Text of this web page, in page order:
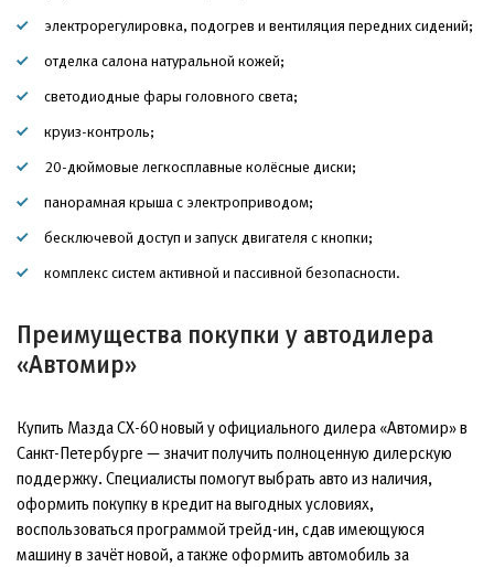
электрорегулировка, подогрев и вентиляция передних сидений;
отделка салона натуральной кожей;
светодиодные фары головного света;
круиз-контроль;
20-дюймовые легкосплавные колёсные диски;
панорамная крыша с электроприводом;
бесключевой доступ и запуск двигателя с кнопки;
комплекс систем активной и пассивной безопасности.
Преимущества покупки у автодилера
«Автомир»
Купить Мазда СХ-60 новый у официального дилера «Автомир» в
Санкт-Петербурге — значит получить полноценную дилерскую
поддержку. Специалисты помогут выбрать авто из наличия,
оформить покупку в кредит на выгодных условиях,
воспользоваться программой трейд-ин, сдав имеющуюся
машину в зачёт новой, а также оформить автомобиль за